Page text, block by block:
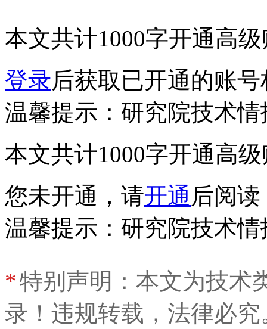
本文共计1000字开通高
登录后获取已开通的账号
温馨提示：研究院技术
本文共计1000字开通高
您未开通，请开通 后阅读
温馨提示：研究院技术
*特别声明：本文为技术
录！违规转载，法律必究